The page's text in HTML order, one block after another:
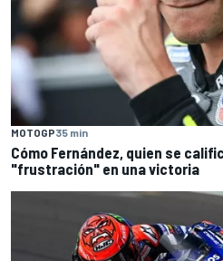
MOTOGP35 min
Cómo Fernández, quien se
"frustración" en una victoria